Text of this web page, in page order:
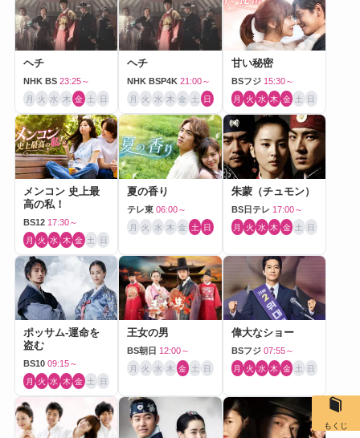
ヘチ
NHK BS 23:25～
月 火 水 木 金 土 日
ヘチ
NHK BSP4K 21:00～
月 火 水 木 金 土 日
甘い秘密
BSフジ 15:30～
月 火 水 木 金 土 日
メンコン 史上最
高の私！
BS12 17:30～
月 火 水 木 金 土 日
夏の香り
テレ東 06:00～
月 火 水 木 金 土 日
朱蒙（チュモン）
BS日テレ 17:00～
月 火 水 木 金 土 日
ポッサム-運命を
盗む
BS10 09:15～
月 火 水 木 金 土 日
王女の男
BS朝日 12:00～
月 火 水 木 金 土 日
偉大なショー
BSフジ 07:55～
月 火 水 木 金 土 日
もくじ